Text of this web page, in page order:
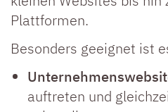
Plattformen.
Besonders geeignet ist
auftreten und